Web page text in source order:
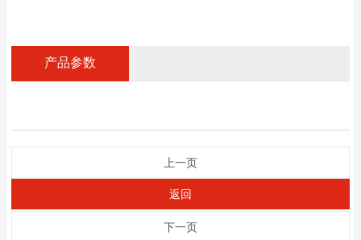
产品参数
上一页
返回
下一页